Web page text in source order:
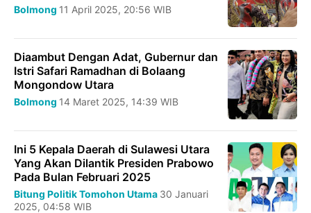
Bolmong 11 April 2025, 20:56 WIB
Diaambut Dengan Adat, Gubernur dan
Istri Safari Ramadhan di Bolaang
Mongondow Utara
Bolmong 14 Maret 2025, 14:39 WIB
Ini 5 Kepala Daerah di Sulawesi Utara
Yang Akan Dilantik Presiden Prabowo
Pada Bulan Februari 2025
Bitung PolitikTomohon Utama 30 Januari
2025, 04:58 WIB